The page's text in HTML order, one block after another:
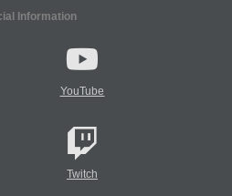
Information
YouTube
Twitch